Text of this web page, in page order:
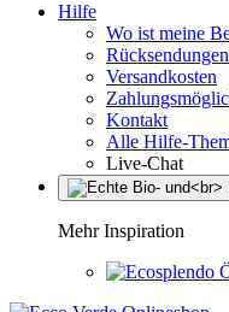
Hilfe
Wo ist meine
Rücksendungen
Versandkosten
Kontakt
Alle Hilfe-
Live-Chat
Mehr Inspiration